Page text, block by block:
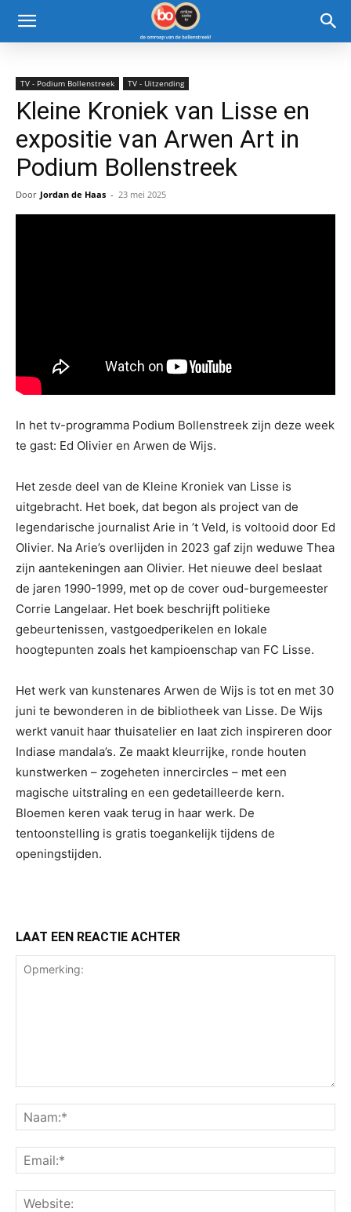
TV - Podium Bollenstreek TV - Uitzending
Kleine Kroniek van Lisse en
expositie van Arwen Art in
Podium Bollenstreek
Door Jordan de Haas - 23 mei 2025
In het tv-programma Podium Bollenstreek zijn deze week
te gast: Ed Olivier en Arwen de Wijs.
Het zesde deel van de Kleine Kroniek van Lisse is
uitgebracht. Het boek, dat begon als project van de
legendarische journalist Arie in ’t Veld, is voltooid door Ed
Olivier. Na Arie’s overlijden in 2023 gaf zijn weduwe Thea
zijn aantekeningen aan Olivier. Het nieuwe deel beslaat
de jaren 1990-1999, met op de cover oud-burgemeester
Corrie Langelaar. Het boek beschrijft politieke
gebeurtenissen, vastgoedperikelen en lokale
hoogtepunten zoals het kampioenschap van FC Lisse.
Het werk van kunstenares Arwen de Wijs is tot en met 30
juni te bewonderen in de bibliotheek van Lisse. De Wijs
werkt vanuit haar thuisatelier en laat zich inspireren door
Indiase mandala’s. Ze maakt kleurrijke, ronde houten
kunstwerken – zogeheten innercircles – met een
magische uitstraling en een gedetailleerde kern.
Bloemen keren vaak terug in haar werk. De
tentoonstelling is gratis toegankelijk tijdens de
openingstijden.
LAAT EEN REACTIE ACHTER